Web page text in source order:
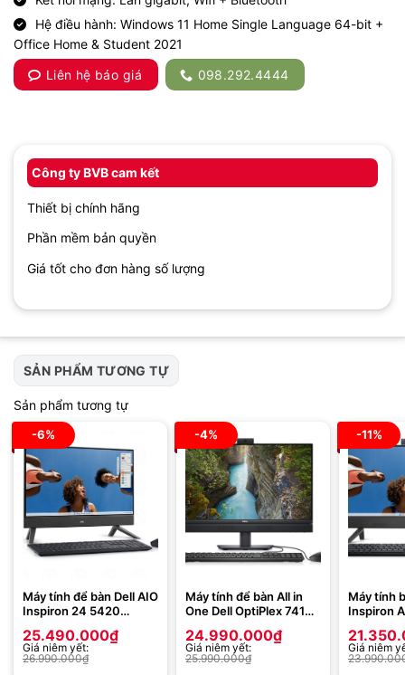
Hệ điều hành: Windows 11 Home Single Language 64-bit +
Office Home & Student 2021
Liên hệ báo giá
098.292.4444
Công ty BVB cam kết
Thiết bị chính hãng
Phần mềm bản quyền
Giá tốt cho đơn hàng số lượng
SẢN PHẨM TƯƠNG TỰ
Sản phẩm tương tự
-6%
Máy tính để bàn Dell AIO
Inspiron 24 5420
| 16GB | 512GB | Intel
Iris Xe | 23.8 inch FHD |
Cảm ứng | Win 11 |
25.490.000₫
Giá niêm yết:
26.990.000₫
-4%
Máy tính để bàn All in
One Dell OptiPlex 7410
(Intel Core i5-13500 |
8GB | 512GB | 23.8 inch
FHD | Ubuntu)
24.990.000₫
Giá niêm yết:
25.990.000₫
-11%
Máy tính
Inspiron
1335U |
256GB |
Giá niêm